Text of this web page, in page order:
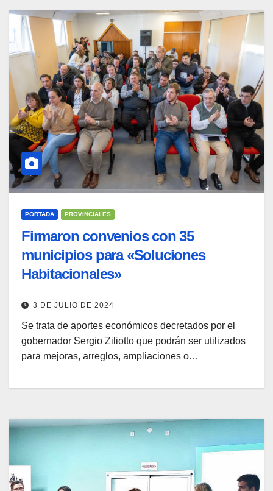
PORTADA PROVINCIALES
Firmaron convenios con 35
municipios para «Soluciones
Habitacionales»
3 DE JULIO DE 2024
Se trata de aportes económicos decretados por el
gobernador Sergio Ziliotto que podrán ser utilizados
para mejoras, arreglos, ampliaciones o…